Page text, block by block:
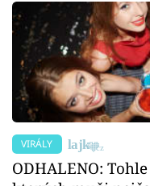
VIRÁLY
ODHALENO: